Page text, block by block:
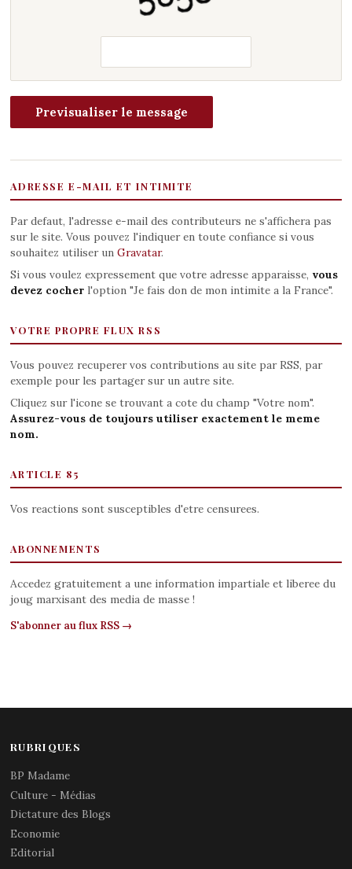
ADRESSE E-MAIL ET INTIMITE
Par defaut, l'adresse e-mail des contributeurs ne s'affichera pas
sur le site. Vous pouvez l'indiquer en toute confiance si vous
souhaitez utiliser un Gravatar.
Si vous voulez expressement que votre adresse apparaisse, vous
devez cocherl'option "Je fais don de mon intimite a la France".
VOTRE PROPRE FLUX RSS
Vous pouvez recuperer vos contributions au site par RSS, par
exemple pour les partager sur un autre site.
Cliquez sur l'icone se trouvant a cote du champ "Votre nom".
Assurez-vous de toujours utiliser exactement le meme
nom.
ARTICLE 85
Vos reactions sont susceptibles d'etre censurees.
ABONNEMENTS
Accedez gratuitement a une information impartiale et liberee du
joug marxisant des media de masse !
S'abonner au flux RSS →
RUBRIQUES
BP Madame
Culture - Médias
Dictature des Blogs
Economie
Editorial